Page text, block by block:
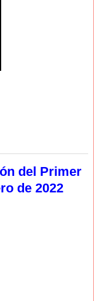
del Primer
de 2022